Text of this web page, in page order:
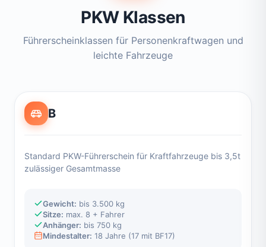
PKW Klassen
Führerscheinklassen für Personenkraftwagen und
leichte Fahrzeuge
B
Standard PKW-Führerschein für Kraftfahrzeuge bis 3,5t
zulässiger Gesamtmasse
Gewicht: bis 3.500 kg
Sitze: max. 8 + Fahrer
Anhänger: bis 750 kg
Mindestalter: 18 Jahre (17 mit BF17)